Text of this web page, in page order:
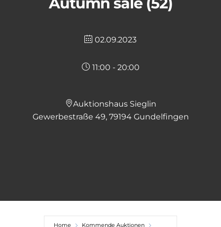
02.09.2023
11:00 - 20:00
Auktionshaus Sieglin
Gewerbestraße 49, 79194 Gundelfingen
Home
Kommende Auktionen